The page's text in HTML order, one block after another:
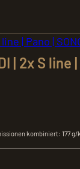
| 2x S line |
kombiniert: 177 g/